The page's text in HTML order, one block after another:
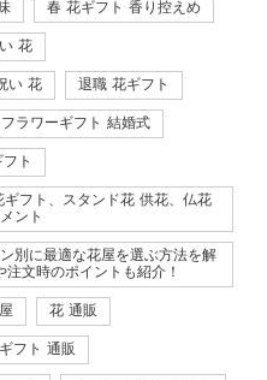
春 花ギフト 香り控えめ
花
い 花 退職 花ギフト
ラワーギフト 結婚式
ト
フト、スタンド花 供花、仏花
ント
別に最適な花屋を選ぶ方法を解
文時のポイントも紹介！
花 通販
フト 通販